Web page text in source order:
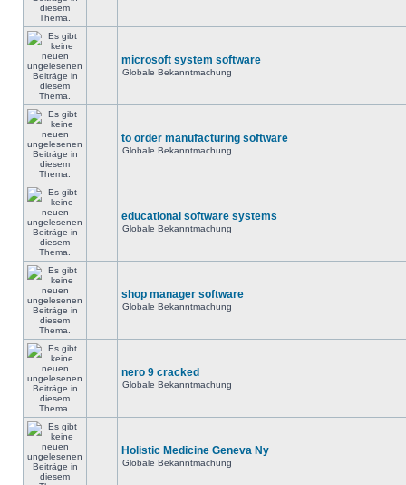
microsoft system software
Globale Bekanntmachung
to order manufacturing software
Globale Bekanntmachung
educational software systems
Globale Bekanntmachung
shop manager software
Globale Bekanntmachung
nero 9 cracked
Globale Bekanntmachung
Holistic Medicine Geneva Ny
Globale Bekanntmachung